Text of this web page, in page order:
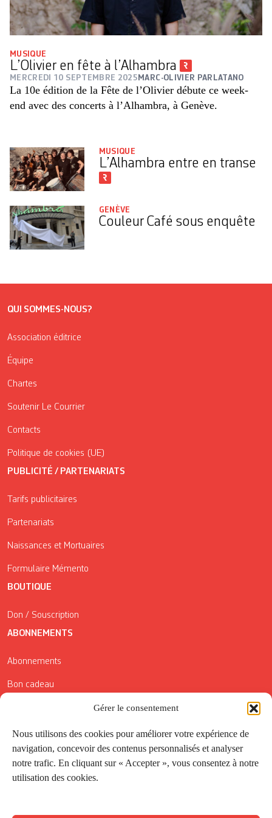
Gérer le consentement
Nous utilisons des cookies pour améliorer votre expérience de
navigation, concevoir des contenus personnalisés et analyser
notre trafic. En cliquant sur « Accepter », vous consentez à notre
utilisation des cookies.
MUSIQUE
L’Olivier en fête à l’Alhambra
MERCREDI 10 SEPTEMBRE 2025 MARC-OLIVIER PARLATANO
La 10e édition de la Fête de l’Olivier débute ce week-
end avec des concerts à l’Alhambra, à Genève.
MUSIQUE
L’Alhambra entre en transe
GENÈVE
Couleur Café sous enquête
QUI SOMMES-NOUS?
Association éditrice
Équipe
Chartes
Soutenir Le Courrier
Contacts
Politique de cookies (UE)
PUBLICITÉ / PARTENARIATS
Tarifs publicitaires
Partenariats
Naissances et Mortuaires
Formulaire Mémento
BOUTIQUE
Don / Souscription
ABONNEMENTS
Abonnements
Bon cadeau
Conditions générales de vente
Réductions de la Carte Côté Courrier
Application